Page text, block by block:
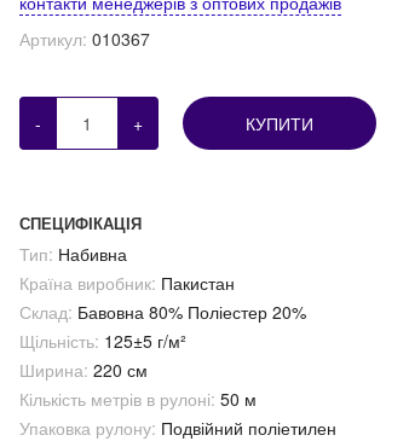
Артикул: 010367
- + КУПИТИ
СПЕЦИФІКАЦІЯ
Тип: Набивна
Країна виробник: Пакистан
Склад: Бавовна 80% Поліестер 20%
Щільність: 125±5 г/м²
Ширина: 220 см
Кількість метрів в рулоні: 50 м
Упаковка рулону: Подвійний поліетилен